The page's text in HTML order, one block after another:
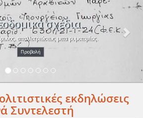
σχέδια.
απαλλοτριώσεως μετα ρυμοτομίας.
Προβολή
εκδηλώσεις
Συντελεστή